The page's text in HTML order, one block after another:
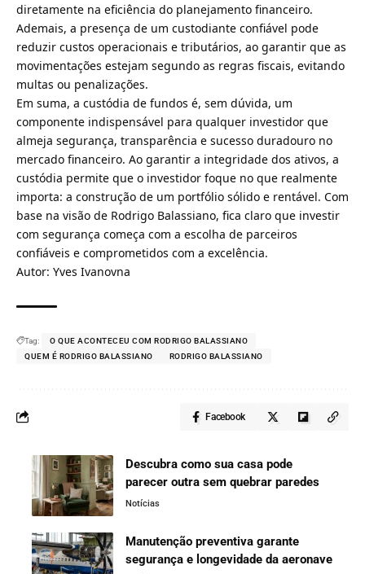
diretamente na eficiência do planejamento financeiro.
Ademais, a presença de um custodiante confiável pode
reduzir custos operacionais e tributários, ao garantir que as
movimentações estejam segundo as regras fiscais, evitando
multas ou penalizações.
Em suma, a custódia de fundos é, sem dúvida, um
componente indispensável para qualquer investidor que
almeja segurança, transparência e sucesso duradouro no
mercado financeiro. Ao garantir a integridade dos ativos, a
custódia permite que o investidor foque no que realmente
importa: a construção de um portfólio sólido e rentável. Com
base na visão de Rodrigo Balassiano, fica claro que investir
com segurança começa com a escolha de parceiros
confiáveis e comprometidos com a excelência.
Autor: Yves Ivanovna
Tag:
O QUE ACONTECEU COM RODRIGO BALASSIANO
QUEM É RODRIGO BALASSIANO
RODRIGO BALASSIANO
Facebook
Descubra como sua casa pode
parecer outra sem quebrar paredes
Notícias
Manutenção preventiva garante
segurança e longevidade da aeronave